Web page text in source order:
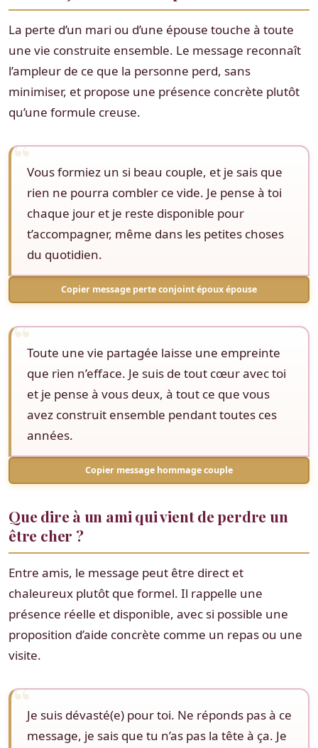
La perte d’un mari ou d’une épouse touche à toute
une vie construite ensemble. Le message reconnaît
l’ampleur de ce que la personne perd, sans
minimiser, et propose une présence concrète plutôt
qu’une formule creuse.
Vous formiez un si beau couple, et je sais que
rien ne pourra combler ce vide. Je pense à toi
chaque jour et je reste disponible pour
t’accompagner, même dans les petites choses
du quotidien.
Copier message perte conjoint époux épouse
Toute une vie partagée laisse une empreinte
que rien n’efface. Je suis de tout cœur avec toi
et je pense à vous deux, à tout ce que vous
avez construit ensemble pendant toutes ces
années.
Copier message hommage couple
Que dire à un ami qui vient de perdre un
être cher ?
Entre amis, le message peut être direct et
chaleureux plutôt que formel. Il rappelle une
présence réelle et disponible, avec si possible une
proposition d’aide concrète comme un repas ou une
visite.
Je suis dévasté(e) pour toi. Ne réponds pas à ce
message, je sais que tu n’as pas la tête à ça. Je